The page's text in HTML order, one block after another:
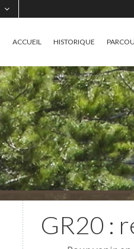
ACCUEIL HISTORIQUE
GR20 :